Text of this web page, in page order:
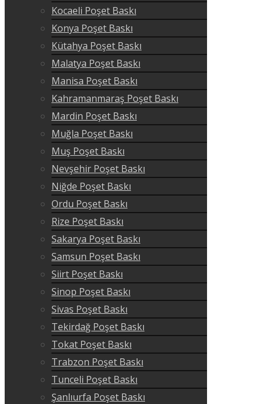
Kocaeli Poşet Baskı
Konya Poşet Baskı
Kütahya Poşet Baskı
Malatya Poşet Baskı
Manisa Poşet Baskı
Kahramanmaraş Poşet Baskı
Mardin Poşet Baskı
Muğla Poşet Baskı
Muş Poşet Baskı
Nevşehir Poşet Baskı
Niğde Poşet Baskı
Ordu Poşet Baskı
Rize Poşet Baskı
Sakarya Poşet Baskı
Samsun Poşet Baskı
Siirt Poşet Baskı
Sinop Poşet Baskı
Sivas Poşet Baskı
Tekirdağ Poşet Baskı
Tokat Poşet Baskı
Trabzon Poşet Baskı
Tunceli Poşet Baskı
Şanlıurfa Poşet Baskı